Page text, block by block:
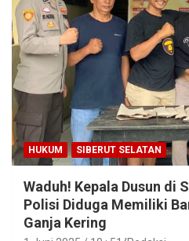
HUKUM SIBERUT SELATAN
Waduh! Kepala Dusun di
Polisi Diduga Memiliki
Ganja Kering